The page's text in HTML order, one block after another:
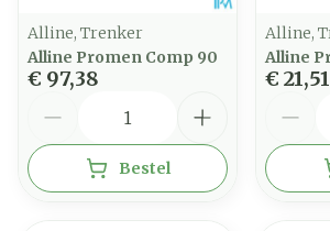
Alline, Trenker
Alline Promen Comp 90
€ 97,38
Bestel
Alline,
Alline
€ 21,51